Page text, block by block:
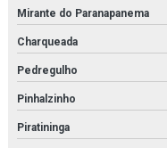
Mirante do Paranapanema
Charqueada
Pedregulho
Pinhalzinho
Piratininga